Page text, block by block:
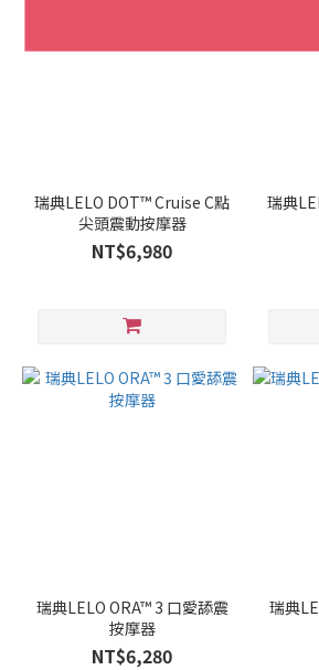
瑞典LELO DOT™ Cruise C點
尖頭震動按摩器
NT$6,980
瑞典
瑞典LELO ORA™ 3 口愛舔震
按摩器
NT$6,280
瑞典